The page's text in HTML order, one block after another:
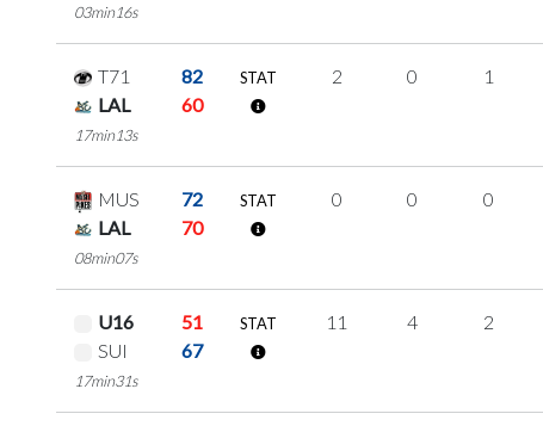
03min16s
T71
82
LAL
60
17min13s
STAT 2 0 1
MUS
72
LAL
70
08min07s
STAT 0 0 0
U16
51
SUI
67
17min31s
STAT 11 4 2